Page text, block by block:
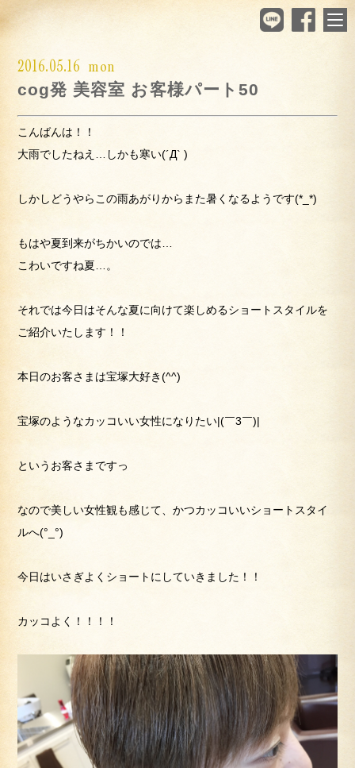
2016.05.16 mon
cog発 美容室 お客様パート50
こんばんは！！
大雨でしたねえ…しかも寒い(´Д` )
しかしどうやらこの雨あがりからまた暑くなるようです(*_*)
もはや夏到来がちかいのでは…
こわいですね夏…。
それでは今日はそんな夏に向けて楽しめるショートスタイルを
ご紹介いたします！！
本日のお客さまは宝塚大好き(^^)
宝塚のようなカッコいい女性になりたい|(￣3￣)|
というお客さまですっ
なので美しい女性観も感じて、かつカッコいいショートスタイ
ルへ(°_°)
今日はいさぎよくショートにしていきました！！
カッコよく！！！！